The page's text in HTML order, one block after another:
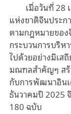
เมื่อวันที่ 28
แห่งชาติจีนประก
ตามกฎหมายของ
กระบวนการบริห
ไปด้วยอย่างมีเ
มณฑลสำคัญๆ สร้
กับการพัฒนาอิน
ธันวาคมปี 2025
180 ฉบับ